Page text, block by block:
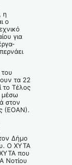
η
ο
για
τα 22
το Τέλος
μέσω
στον
(ΕΟΑΝ).
Δήμο
Ο ΧΥΤΑ
ΧΥΤΑ που
Νοτίου